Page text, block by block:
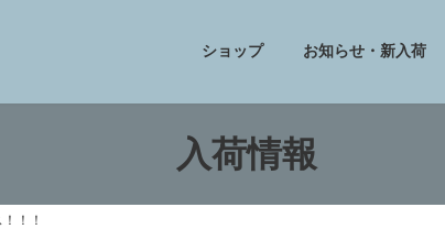
ショップ お知らせ・新入荷
入荷情報
！！